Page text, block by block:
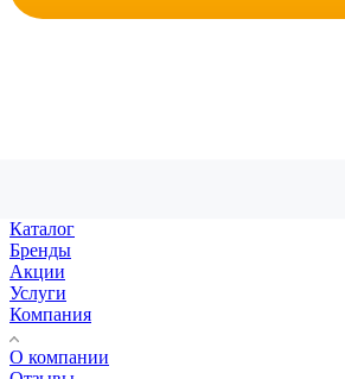
Каталог
Бренды
Акции
Услуги
Компания
О компании